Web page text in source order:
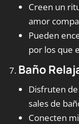
Creen un
amor
Pueden
por los que
Baño
Disfruten
sales de
Conecten